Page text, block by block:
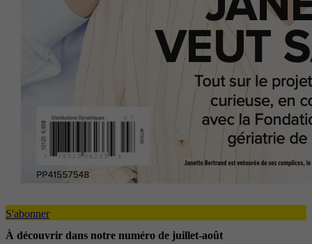
S'abonner
À découvrir dans notre numéro de juillet-août